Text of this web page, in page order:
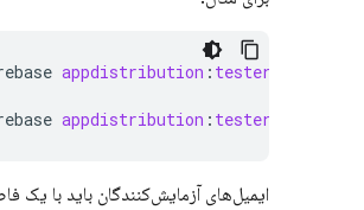
appdistribution : testers
appdistribution : testers
ایمیل‌های آزمایش‌کنندگان باید با یک